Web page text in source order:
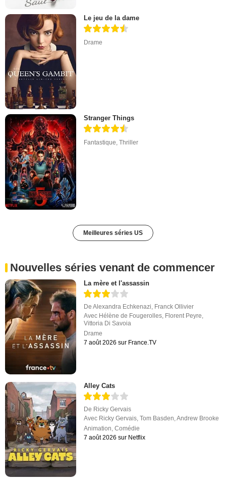
Le jeu de la dame
Drame
Stranger Things
Fantastique,Thriller
Meilleures séries US
Nouvelles séries venant de commencer
La mère et l'assassin
DeAlexandra Echkenazi Franck Ollivier
Avec Hélène de Fougerolles Florent Peyre
Vittoria Di Savoia
Drame
7 août 2026 sur France.TV
Alley Cats
De Ricky Gervais
Avec Ricky Gervais,Tom Basden,Andrew Brooke
Animation,Comédie
7 août 2026 sur Netflix